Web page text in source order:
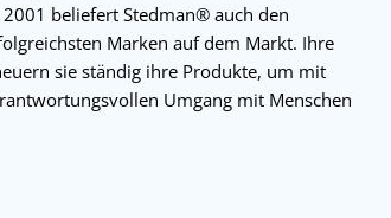
beliefert Stedman® auch den
Marken auf dem Markt. Ihre
sie ständig ihre Produkte, um mit
Umgang mit Menschen